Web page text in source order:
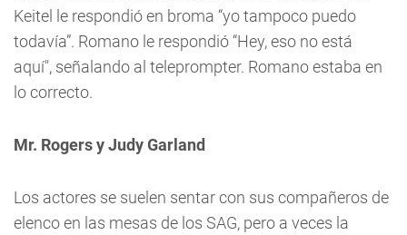
Keitel le respondió en broma “yo tampoco puedo
todavía”. Romano le respondió “Hey, eso no está
aquí", señalando al teleprompter. Romano estaba en
lo correcto.
Mr. Rogers y Judy Garland
Los actores se suelen sentar con sus compañeros de
elenco en las mesas de los SAG, pero a veces la